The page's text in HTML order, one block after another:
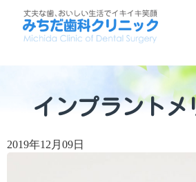
インプラントメ
2019年12月09日